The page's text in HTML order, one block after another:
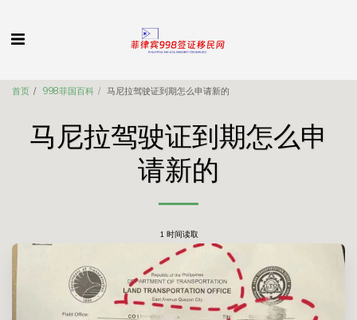
首页 998菲国百科 马尼拉驾驶证到期怎么申请新的
马尼拉驾驶证到期怎么申
请新的
1 时间读取